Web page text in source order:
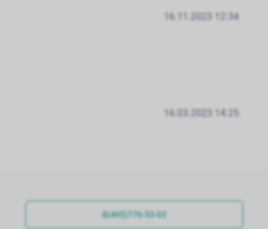
16.11.2023 12:34
16.03.2023 14:25
8(495)776-53-03